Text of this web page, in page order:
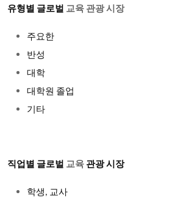
유형별 글로벌 교육 관광 시장
주요한
반성
대학
대학원 졸업
기타
직업별 글로벌 교육 관광 시장
학생, 교사